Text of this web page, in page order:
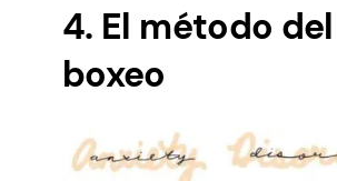
4. El método del
boxeo